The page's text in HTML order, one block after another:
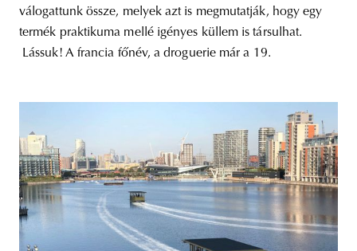
válogattunk össze, melyek azt is megmutatják, hogy egy
termék praktikuma mellé igényes küllem is társulhat.
Lássuk! A francia főnév, a droguerie már a 19.